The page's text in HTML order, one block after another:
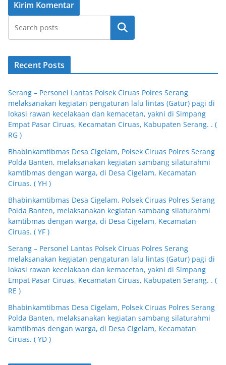
Cari
Recent Posts
Serang – Personel Lantas Polsek Ciruas Polres Serang
melaksanakan kegiatan pengaturan lalu lintas (Gatur) pagi di
lokasi rawan kecelakaan dan kemacetan, yakni di Simpang
Empat Pasar Ciruas, Kecamatan Ciruas, Kabupaten Serang. . (
RG )
Bhabinkamtibmas Desa Cigelam, Polsek Ciruas Polres Serang
Polda Banten, melaksanakan kegiatan sambang silaturahmi
kamtibmas dengan warga, di Desa Cigelam, Kecamatan
Ciruas. ( YH )
Bhabinkamtibmas Desa Cigelam, Polsek Ciruas Polres Serang
Polda Banten, melaksanakan kegiatan sambang silaturahmi
kamtibmas dengan warga, di Desa Cigelam, Kecamatan
Ciruas. ( YF )
Serang – Personel Lantas Polsek Ciruas Polres Serang
melaksanakan kegiatan pengaturan lalu lintas (Gatur) pagi di
lokasi rawan kecelakaan dan kemacetan, yakni di Simpang
Empat Pasar Ciruas, Kecamatan Ciruas, Kabupaten Serang. . (
RE )
Bhabinkamtibmas Desa Cigelam, Polsek Ciruas Polres Serang
Polda Banten, melaksanakan kegiatan sambang silaturahmi
kamtibmas dengan warga, di Desa Cigelam, Kecamatan
Ciruas. ( YD )